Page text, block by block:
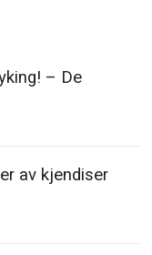
– De
av kjendiser